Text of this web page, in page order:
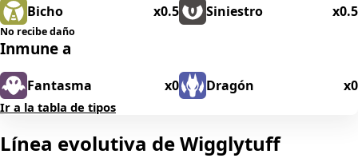
Bicho x0.5 Siniestro x0.5
No recibe daño
Inmune a
Fantasma x0 Dragón x0
Ir a la tabla de tipos
Línea evolutiva de Wigglytuff